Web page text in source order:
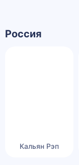
Россия
Кальян Рэп